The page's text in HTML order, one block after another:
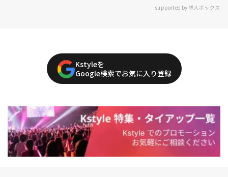
supported by 求人ボックス
Kstyleを
Google検索でお気に入り登録